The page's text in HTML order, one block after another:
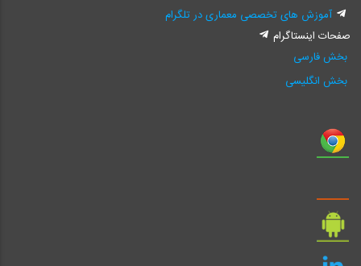
آموزش های تخصصی معماری در تلگرام
صفحات اینستاگرام
بخش فارسی
بخش انگلیسی